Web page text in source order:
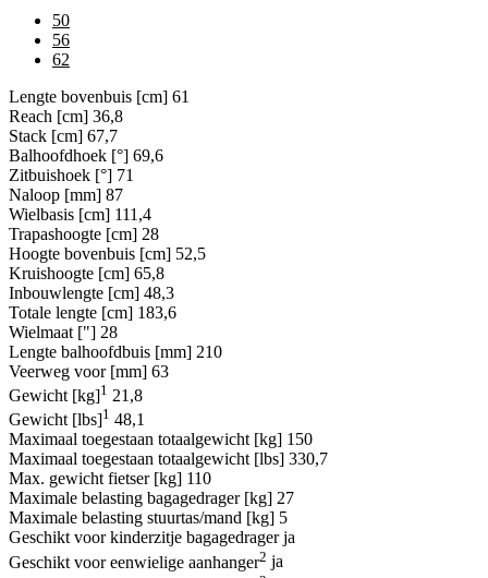
50
56
62
Lengte bovenbuis [cm] 61
Reach [cm] 36,8
Stack [cm] 67,7
Balhoofdhoek [°] 69,6
Zitbuishoek [°] 71
Naloop [mm] 87
Wielbasis [cm] 111,4
Trapashoogte [cm] 28
Hoogte bovenbuis [cm] 52,5
Kruishoogte [cm] 65,8
Inbouwlengte [cm] 48,3
Totale lengte [cm] 183,6
Wielmaat ["] 28
Lengte balhoofdbuis [mm] 210
Veerweg voor [mm] 63
Gewicht [kg]1 21,8
Gewicht [lbs]1 48,1
Maximaal toegestaan totaalgewicht [kg] 150
Maximaal toegestaan totaalgewicht [lbs] 330,7
Max. gewicht fietser [kg] 110
Maximale belasting bagagedrager [kg] 27
Maximale belasting stuurtas/mand [kg] 5
Geschikt voor kinderzitje bagagedrager ja
Geschikt voor eenwielige aanhanger2 ja